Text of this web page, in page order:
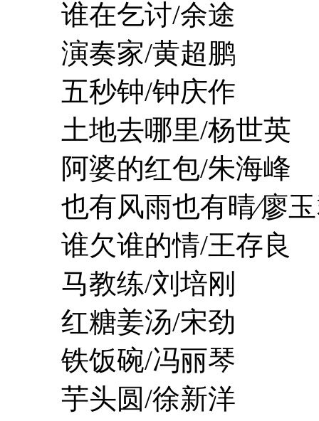
谁在乞讨/余途
演奏家/黄超鹏
五秒钟/钟庆作
土地去哪里/杨世英
阿婆的红包/朱海峰
也有风雨也有晴∕廖
谁欠谁的情/王存良
马教练/刘培刚
红糖姜汤/宋劲
铁饭碗/冯丽琴
芋头圆/徐新洋